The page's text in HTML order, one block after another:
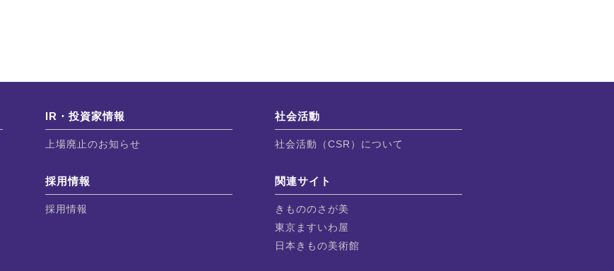
IR・投資家情報
上場廃止のお知らせ
社会活動
社会活動（CSR）について
採用情報
採用情報
関連サイト
きもののさが美
東京ますいわ屋
日本きもの美術館